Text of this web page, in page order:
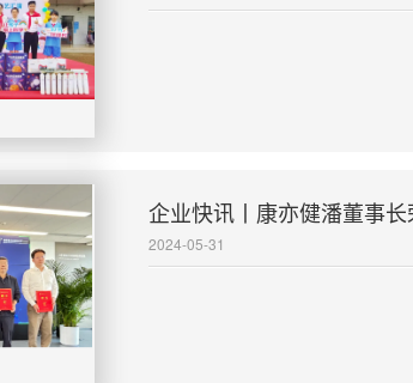
企业快讯丨康亦健潘董事
2024-05-31